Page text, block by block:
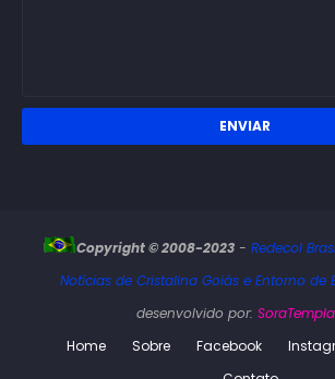
Copyright © 2008-2023- Redecol
Notícias de Cristalina Goiás e Entorno de
desenvolvido por:
Home
Sobre Facebook